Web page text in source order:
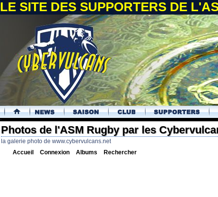
LE SITE DES SUPPORTERS DE
.
Photos de l'ASM Rugby par les
la galerie photo de www.cybervulcans.net
Accueil Connexion Albums Rechercher